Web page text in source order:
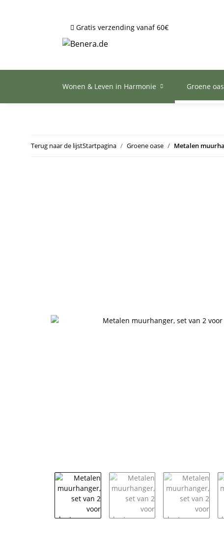
Gratis verzending vanaf 60€
Wonen & Leven in Harmonie Groene
Terug naar de lijstStartpagina Groene oase Metalen